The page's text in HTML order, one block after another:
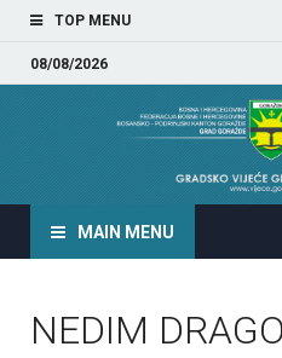
TOP MENU
08/08/2026
GRADSKO
MAIN MENU
NEDIM